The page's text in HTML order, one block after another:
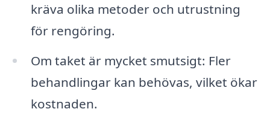
kräva olika metoder och utrustning
för rengöring.
Om taket är mycket smutsigt: Fler
behandlingar kan behövas, vilket ökar
kostnaden.